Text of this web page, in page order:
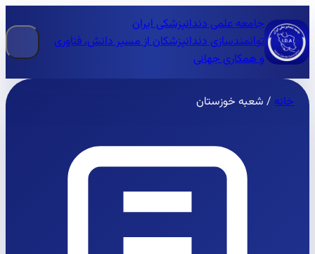
جامعه علمی دندانپزشکی ایران
توانمندسازی دندانپزشکان از مسیر دانش، فناوری
و همکاری جهانی
خانه / شعبه خوزستان